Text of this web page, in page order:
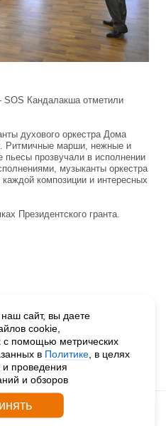
SOS Кандалакша отметили
духового оркестра Дома
Ритмичные марши, нежные и
пьесы прозвучали в исполнении
музыканты оркестра
композиции и интересных
Президентского гранта.
на новости и акции
вы даете согласие на
сайт, вы даете
cookie,
с помощью метрических
в Политике, в целях
проведения
и обзоров